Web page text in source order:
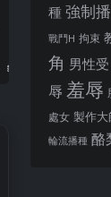
種 強制
戰鬥H 拘束
角 男性受
辱 羞辱
處女 製作大
輪流播種 酪